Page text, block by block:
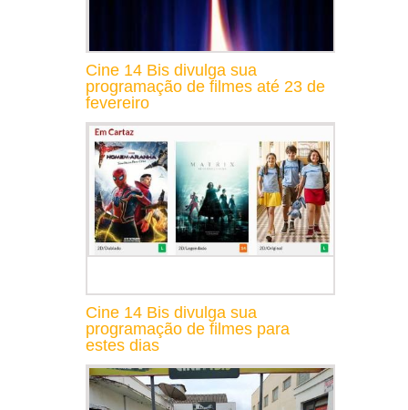
Cine 14 Bis divulga sua
programação de filmes até 23 de
fevereiro
Cine 14 Bis divulga sua
programação de filmes para
estes dias